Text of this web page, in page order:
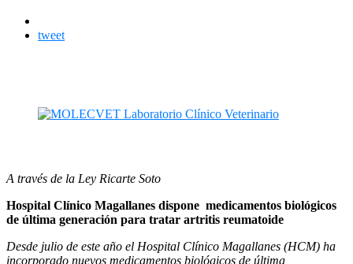
tweet
A través de la Ley Ricarte Soto
Hospital Clínico Magallanes dispone medicamentos biológicos
de última generación para tratar artritis reumatoide
Desde julio de este año el Hospital Clínico Magallanes (HCM) ha
incorporado nuevos medicamentos biológicos de última